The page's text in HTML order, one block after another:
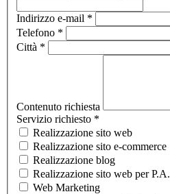
Indirizzo e-mail *
Telefono *
Città *
Contenuto richiesta
Servizio richiesto *
Realizzazione sito web
Realizzazione sito e-commerce
Realizzazione blog
Realizzazione sito web per P.A.
Web Marketing